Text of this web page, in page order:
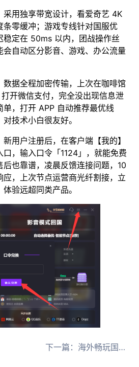
采用独享带宽设计，看爱奇艺 4K
条零缓冲；游戏专线针对国服优
稳定在 50ms 以内，团战操作丝
会自动区分影音、游戏、办公流量
数据全程加密传输，上次在咖啡馆
开微信支付，完全没出现信息泄
单，打开 APP 自动推荐最优线
技术小白很友好。
用户注册后，在客户端【我的】
，输入口令「1124」，就能免费
也靠谱，凌晨反馈连接问题，10
应，上次节点运营商光纤割接，立
验远超同类产品。
下一篇： 海外畅玩国服英雄联盟，认准这款回国加速器，告别延迟与卡顿